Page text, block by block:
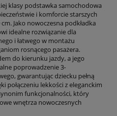
klasy podstawka samochodowa
i komforcie starszych
Jako nowoczesna podkładka
idealne rozwiązanie dla
i łatwego w montażu
rosnącego pasażera.
do kierunku jazdy, a jego
poprowadzenie 3-
gwarantując dziecku pełną
połączeniu lekkości z eleganckim
funkcjonalności, który
wnętrza nowoczesnych